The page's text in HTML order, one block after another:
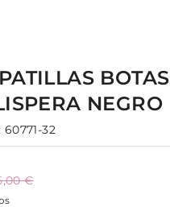
BOTAS
NEGRO
60771-32
€